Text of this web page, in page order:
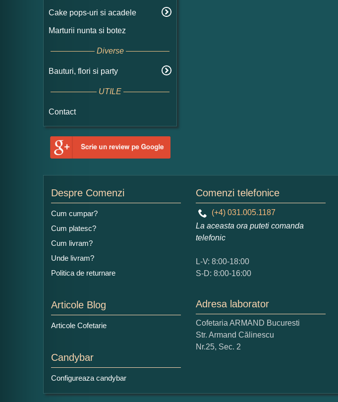
Cake pops-uri si acadele
Marturii nunta si botez
Diverse
Bauturi, flori si party
UTILE
Contact
Despre Comenzi
Cum cumpar?
Cum platesc?
Cum livram?
Unde livram?
Politica de returnare
Articole Blog
Articole Cofetarie
Candybar
Configureaza candybar
Comenzi telefonice
(+4) 031.005.1187
La aceasta ora puteti comanda
telefonic
L-V: 8:00-18:00
S-D: 8:00-16:00
Adresa laborator
Cofetaria ARMAND Bucuresti
Str. Armand Călinescu
Nr.25, Sec. 2